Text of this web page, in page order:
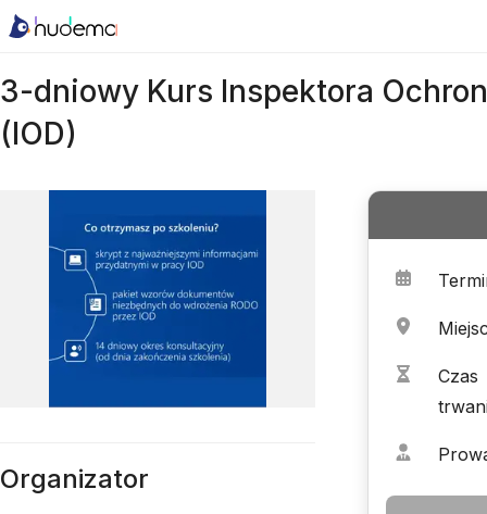
3-dniowy Kurs Inspektora
(IOD)
Czas
Organizator